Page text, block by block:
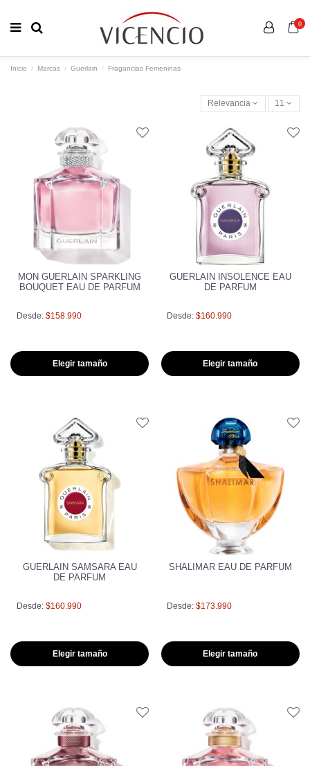
0
Inicio Marcas Guerlain Fragancias Femeninas
Relevancia 11
MON GUERLAIN SPARKLING
BOUQUET EAU DE PARFUM
Desde:$158.990
Elegir tamaño
GUERLAIN INSOLENCE EAU
DE PARFUM
Desde: $160.990
Elegir tamaño
GUERLAIN SAMSARA EAU
DE PARFUM
Desde:$160.990
Elegir tamaño
SHALIMAR EAU DE PARFUM
Desde: $173.990
Elegir tamaño